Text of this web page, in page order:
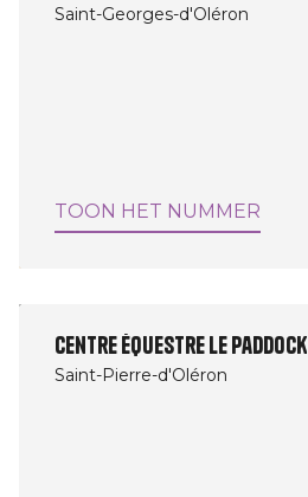
Saint-Georges-d'Oléron
TOON HET NUMMER
Centre équestre Le Paddock
Saint-Pierre-d'Oléron